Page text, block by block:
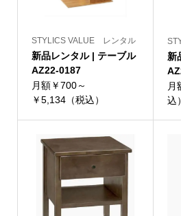
STYLICS VALUE レンタル
新品レンタル | テーブル
AZ22-0187
月額￥700～
￥5,134（税込）
新
月
込）